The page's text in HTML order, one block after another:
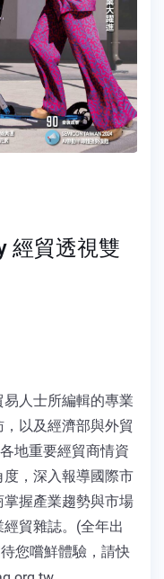
經貿透視雙
易人士所編輯的專業
以及經濟部與外貿
地重要經貿商情資
，深入報導國際市
握產業趨勢與市場
貿雜誌。(全年出
您嚐鮮體驗，請快